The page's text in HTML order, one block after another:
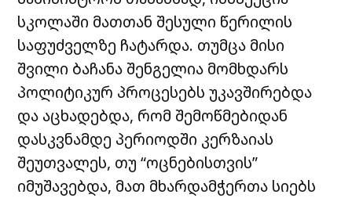
სკოლაში მათთან შესული წერილის
საფუძველზე ჩატარდა. თუმცა მისი
შვილი ბაჩანა შენგელია მომხდარს
პოლიტიკურ პროცესებს უკავშირებდა
და აცხადებდა, რომ შემოწმებიდან
დასკვნამდე პერიოდში კერზაიას
შეუთვალეს, თუ “ოცნებისთვის”
იმუშავებდა, მათ მხარდამჭერთა სიებს